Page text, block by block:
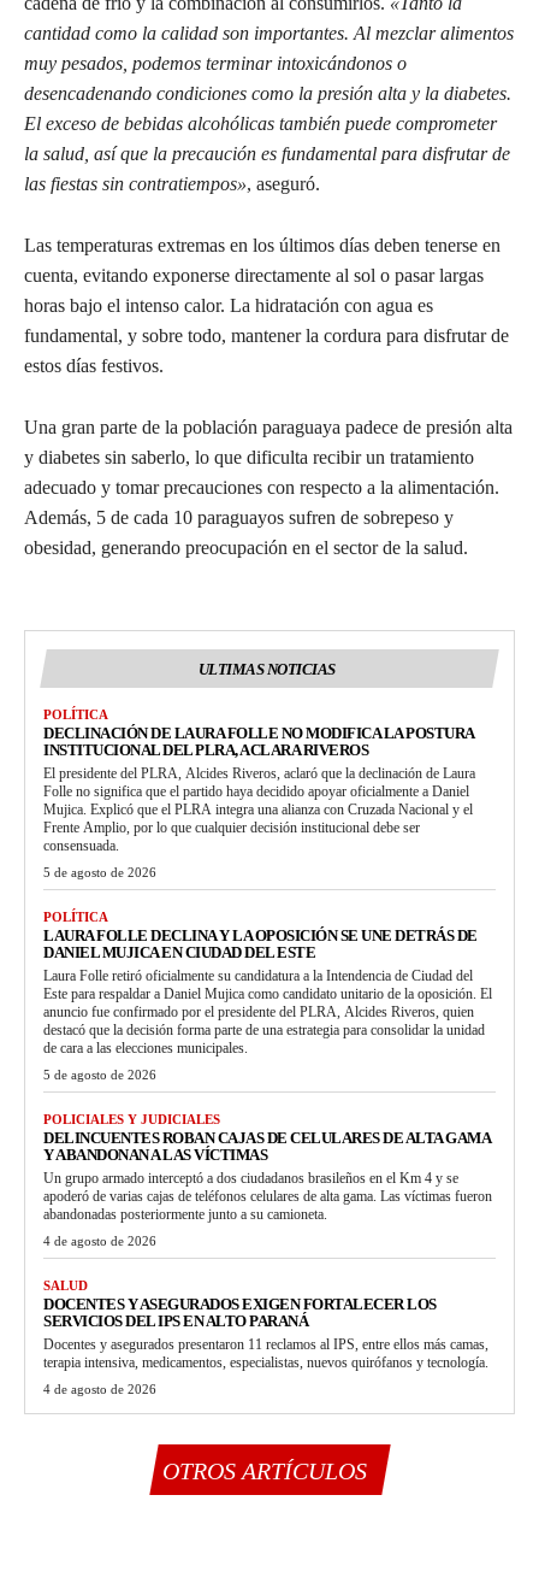
cantidad como la calidad son importantes. Al mezclar alimentos
muy pesados, podemos terminar intoxicándonos o
desencadenando condiciones como la presión alta y la diabetes.
El exceso de bebidas alcohólicas también puede comprometer
la salud, así que la precaución es fundamental para disfrutar de
las fiestas sin contratiempos», aseguró.
Las temperaturas extremas en los últimos días deben tenerse en
cuenta, evitando exponerse directamente al sol o pasar largas
horas bajo el intenso calor. La hidratación con agua es
fundamental, y sobre todo, mantener la cordura para disfrutar de
estos días festivos.
Una gran parte de la población paraguaya padece de presión alta
y diabetes sin saberlo, lo que dificulta recibir un tratamiento
adecuado y tomar precauciones con respecto a la alimentación.
Además, 5 de cada 10 paraguayos sufren de sobrepeso y
obesidad, generando preocupación en el sector de la salud.
ULTIMAS NOTICIAS
POLÍTICA
DECLINACIÓN DE LAURA FOLLE NO MODIFICA LA POSTURA
INSTITUCIONAL DEL PLRA, ACLARA RIVEROS
El presidente del PLRA, Alcides Riveros, aclaró que la declinación de Laura
Folle no significa que el partido haya decidido apoyar oficialmente a Daniel
Mujica. Explicó que el PLRA integra una alianza con Cruzada Nacional y el
Frente Amplio, por lo que cualquier decisión institucional debe ser
consensuada.
5 de agosto de 2026
POLÍTICA
LAURA FOLLE DECLINA Y LA OPOSICIÓN SE UNE DETRÁS DE
DANIEL MUJICA EN CIUDAD DEL ESTE
Laura Folle retiró oficialmente su candidatura a la Intendencia de Ciudad del
Este para respaldar a Daniel Mujica como candidato unitario de la oposición. El
anuncio fue confirmado por el presidente del PLRA, Alcides Riveros, quien
destacó que la decisión forma parte de una estrategia para consolidar la unidad
de cara a las elecciones municipales.
5 de agosto de 2026
POLICIALES Y JUDICIALES
DELINCUENTES ROBAN CAJAS DE CELULARES DE ALTA GAMA
Y ABANDONAN A LAS VÍCTIMAS
Un grupo armado interceptó a dos ciudadanos brasileños en el Km 4 y se
apoderó de varias cajas de teléfonos celulares de alta gama. Las víctimas fueron
abandonadas posteriormente junto a su camioneta.
4 de agosto de 2026
SALUD
DOCENTES Y ASEGURADOS EXIGEN FORTALECER LOS
SERVICIOS DEL IPS EN ALTO PARANÁ
Docentes y asegurados presentaron 11 reclamos al IPS, entre ellos más camas,
terapia intensiva, medicamentos, especialistas, nuevos quirófanos y tecnología.
4 de agosto de 2026
OTROS ARTÍCULOS